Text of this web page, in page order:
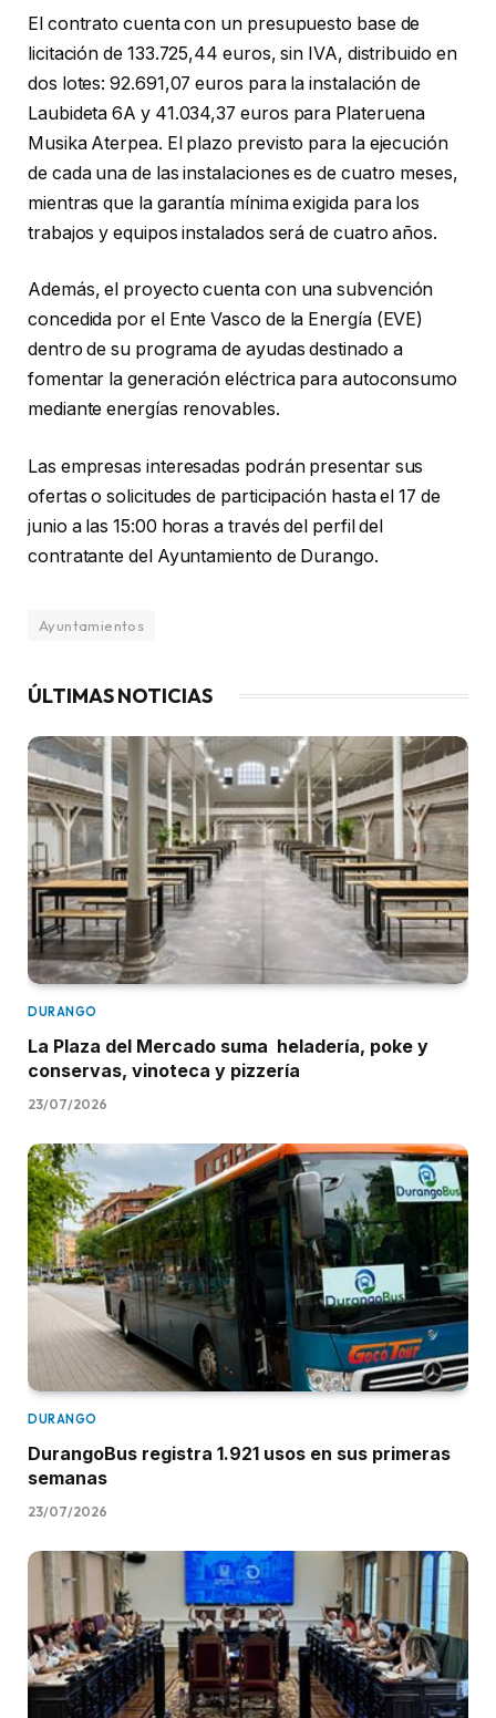
El contrato cuenta con un presupuesto base de
licitación de 133.725,44 euros, sin IVA, distribuido en
dos lotes: 92.691,07 euros para la instalación de
Laubideta 6A y 41.034,37 euros para Plateruena
Musika Aterpea. El plazo previsto para la ejecución
de cada una de las instalaciones es de cuatro meses,
mientras que la garantía mínima exigida para los
trabajos y equipos instalados será de cuatro años.
Además, el proyecto cuenta con una subvención
concedida por el Ente Vasco de la Energía (EVE)
dentro de su programa de ayudas destinado a
fomentar la generación eléctrica para autoconsumo
mediante energías renovables.
Las empresas interesadas podrán presentar sus
ofertas o solicitudes de participación hasta el 17 de
junio a las 15:00 horas a través del perfil del
contratante del Ayuntamiento de Durango.
Ayuntamientos
ÚLTIMAS NOTICIAS
DURANGO
La Plaza del Mercado suma heladería, poke y
conservas, vinoteca y pizzería
23/07/2026
DURANGO
DurangoBus registra 1.921 usos en sus primeras
semanas
23/07/2026